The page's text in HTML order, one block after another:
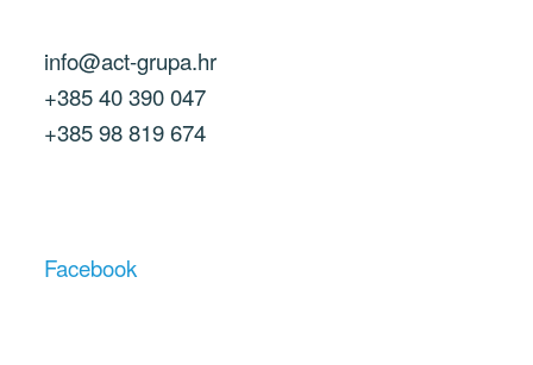
info@act-grupa.hr
+385 40 390 047
+385 98 819 674
Facebook